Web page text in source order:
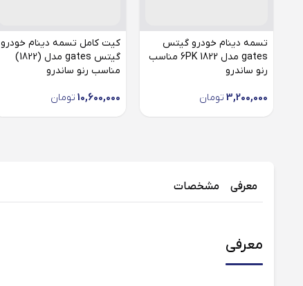
تسمه دینام خودرو گیتس
gates مدل 6PK 1822 مناسب
رنو ساندرو
3,200,000 تومان
کیت کامل تسمه دینام خودرو
گیتس gates مدل (1822)
مناسب رنو ساندرو
10,600,000 تومان
معرفی مشخصات
معرفی